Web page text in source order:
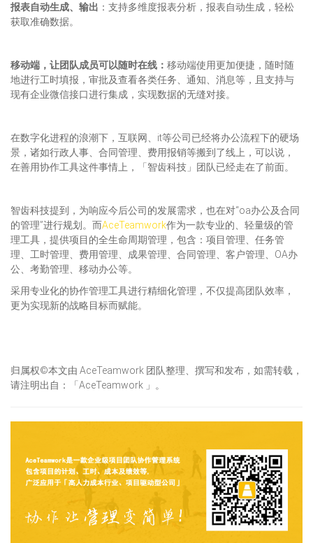
报表自动生成、输出 ：支持多维度报表分析，报表自动生成，轻松
获取准确数据。
移动端，让团队成员可以随时在线： 移动端使用更加便捷，随时随
地进行工时填报，审批及查看各类任务、通知、消息等，且支持与
现有企业微信接口进行集成，实现数据的无缝对接。
在数字化进程的浪潮下，互联网、it等公司已经将办公流程下的硬场
景，诸如行政人事、合同管理、费用报销等搬到了线上，可以说，
在善用协作工具这件事情上，「智齿科技」团队已经走在了前面。
智齿科技提到，为响应今后公司的发展需求，也在对“oa办公及合同
的管理”进行规划。而AceTeamwork作为一款专业的、轻量级的管
理工具，提供项目的全生命周期管理，包含：项目管理、任务管
理、工时管理、费用管理、成果管理、合同管理、客户管理、OA办
公、考勤管理、移动办公等。
采用专业化的协作管理工具进行精细化管理，不仅提高团队效率，
更为实现新的战略目标而赋能。
归属权©本文由 AceTeamwork 团队整理、撰写和发布，如需转载，
请注明出自：「AceTeamwork 」。